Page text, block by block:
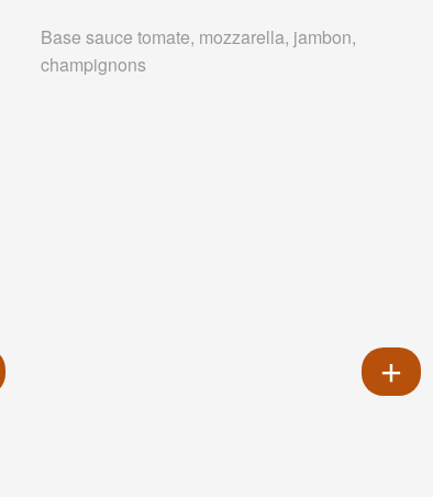
Base sauce tomate, mozzarella, jambon,
champignons